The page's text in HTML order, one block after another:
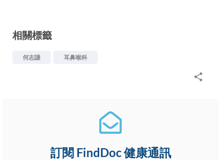
相關標籤
何志謙 耳鼻喉科
訂閱 FindDoc 健康通訊